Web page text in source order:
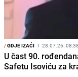
/GDJE IZAĆI I 28.07.26. 08:38
U čast 90.
Safetu Isoviću za